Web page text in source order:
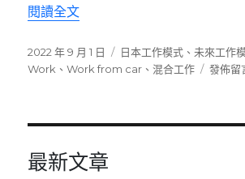
閱讀全文〈日汽車製造商推出新功能
發
佈
2022 年 9 月 1 日
分
類
日本工作模式 、未來工作
Work 、Work from car 、混合工作
在
發佈留
最新文章